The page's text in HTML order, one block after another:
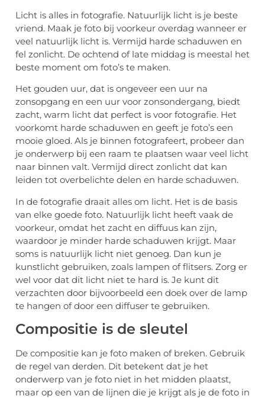
Licht is alles in fotografie. Natuurlijk licht is je beste
vriend. Maak je foto bij voorkeur overdag wanneer er
veel natuurlijk licht is. Vermijd harde schaduwen en
fel zonlicht. De ochtend of late middag is meestal het
beste moment om foto’s te maken.
Het gouden uur, dat is ongeveer een uur na
zonsopgang en een uur voor zonsondergang, biedt
zacht, warm licht dat perfect is voor fotografie. Het
voorkomt harde schaduwen en geeft je foto’s een
mooie gloed. Als je binnen fotografeert, probeer dan
je onderwerp bij een raam te plaatsen waar veel licht
naar binnen valt. Vermijd direct zonlicht dat kan
leiden tot overbelichte delen en harde schaduwen.
In de fotografie draait alles om licht. Het is de basis
van elke goede foto. Natuurlijk licht heeft vaak de
voorkeur, omdat het zacht en diffuus kan zijn,
waardoor je minder harde schaduwen krijgt. Maar
soms is natuurlijk licht niet genoeg. Dan kun je
kunstlicht gebruiken, zoals lampen of flitsers. Zorg er
wel voor dat dit licht niet te hard is. Je kunt dit
verzachten door bijvoorbeeld een doek over de lamp
te hangen of door een diffuser te gebruiken.
Compositie is de sleutel
De compositie kan je foto maken of breken. Gebruik
de regel van derden. Dit betekent dat je het
onderwerp van je foto niet in het midden plaatst,
maar op een van de lijnen die je krijgt als je de foto in